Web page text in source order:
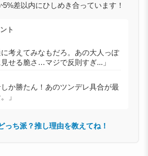
5%差以内にひしめき合っています！
ト
に考えてみなもだろ。あの大人っぽ
せる脆さ…マジで反則すぎ...」
しか勝たん！あのツンデレ具合が最
」
っち派？推し理由を教えてね！